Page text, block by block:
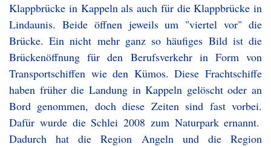
Klappbrücke in Kappeln als auch für die Klappbrücke in
Lindaunis. Beide öffnen jeweils um "viertel vor" die
Brücke. Ein nicht mehr ganz so häufiges Bild ist die
Brückenöffnung für den Berufsverkehr in Form von
Transportschiffen wie den Kümos. Diese Frachtschiffe
haben früher die Landung in Kappeln gelöscht oder an
Bord genommen, doch diese Zeiten sind fast vorbei.
Dafür wurde die Schlei 2008 zum Naturpark ernannt.
Dadurch hat die Region Angeln und die Region